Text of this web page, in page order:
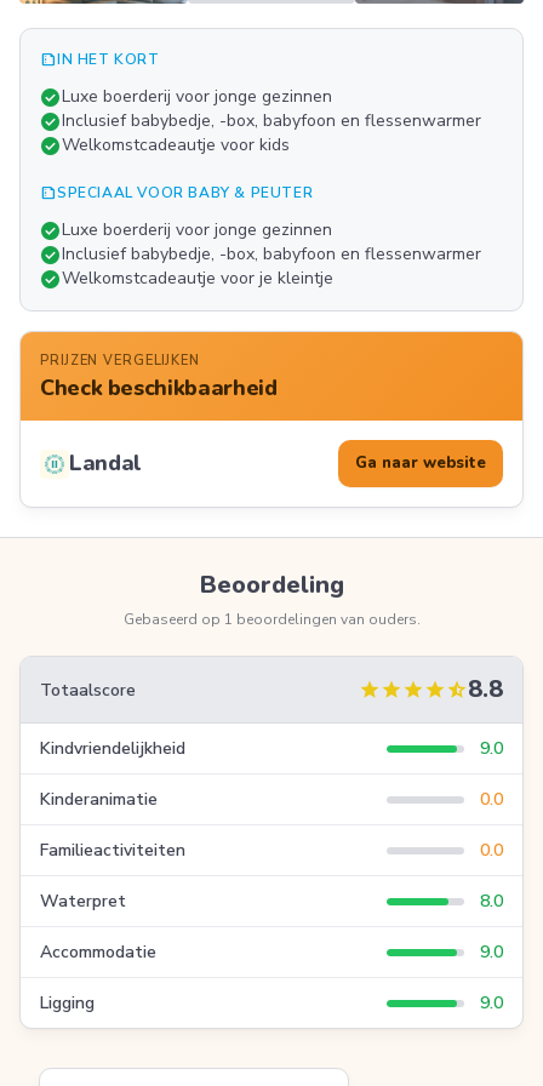
summarizeIN HET KORT
check_circleLuxe boerderij voor jonge gezinnen
check_circleInclusief babybedje, -box, babyfoon en flessenwarmer
check_circleWelkomstcadeautje voor kids
summarizeSPECIAAL VOOR BABY & PEUTER
check_circleLuxe boerderij voor jonge gezinnen
check_circleInclusief babybedje, -box, babyfoon en flessenwarmer
check_circleWelkomstcadeautje voor je kleintje
PRIJZEN VERGELIJKEN
Check beschikbaarheid
Landal Ga naar website
Beoordeling
Gebaseerd op 1 beoordelingen van ouders.
Totaalscore starstarstarstarstar_half8.8
Kindvriendelijkheid 9.0
Kinderanimatie 0.0
Familieactiviteiten 0.0
Waterpret 8.0
Accommodatie 9.0
Ligging 9.0